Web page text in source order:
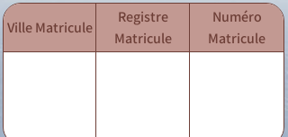
Ville Matricule
Registre
Matricule
Numéro
Matricule